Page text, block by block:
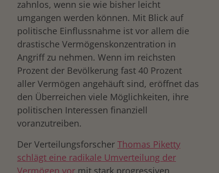
zahnlos, wenn sie wie bisher leicht
umgangen werden können. Mit Blick auf
politische Einflussnahme ist vor allem die
drastische Vermögenskonzentration in
Angriff zu nehmen. Wenn im reichsten
Prozent der Bevölkerung fast 40 Prozent
aller Vermögen angehäuft sind, eröffnet das
den Überreichen viele Möglichkeiten, ihre
politischen Interessen finanziell
voranzutreiben.
Der Verteilungsforscher Thomas Piketty
schlägt eine radikale Umverteilung der
Vermögen vor mit stark progressiven